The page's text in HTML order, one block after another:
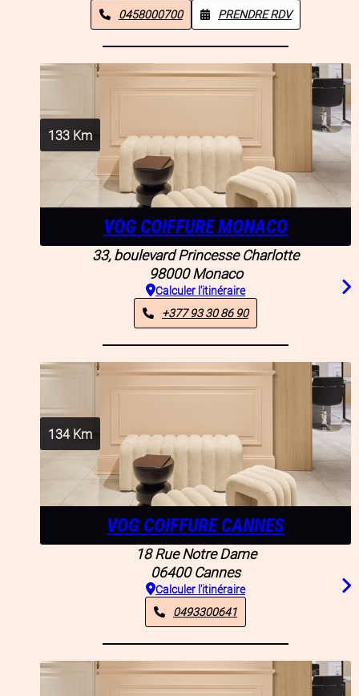
0458000700
PRENDRE RDV
133 Km
VOG COIFFURE MONACO
33, boulevard Princesse Charlotte
98000 Monaco
Calculer l'itinéraire
+377 93 30 86 90
134Km
VOG COIFFURE CANNES
18 Rue Notre Dame
06400 Cannes
Calculer l'itinéraire
0493300641